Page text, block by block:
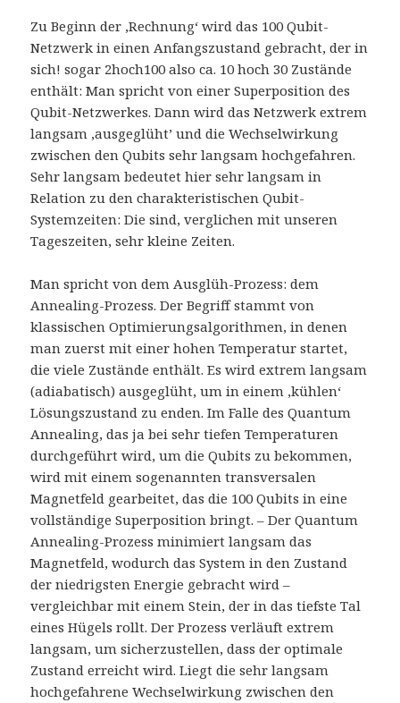
Zu Beginn der ‚Rechnung‘ wird das 100 Qubit-
Netzwerk in einen Anfangszustand gebracht, der in
sich! sogar 2hoch100 also ca. 10 hoch 30 Zustände
enthält: Man spricht von einer Superposition des
Qubit-Netzwerkes. Dann wird das Netzwerk extrem
langsam ‚ausgeglüht’ und die Wechselwirkung
zwischen den Qubits sehr langsam hochgefahren.
Sehr langsam bedeutet hier sehr langsam in
Relation zu den charakteristischen Qubit-
Systemzeiten: Die sind, verglichen mit unseren
Tageszeiten, sehr kleine Zeiten.
Man spricht von dem Ausglüh-Prozess: dem
Annealing-Prozess. Der Begriff stammt von
klassischen Optimierungsalgorithmen, in denen
man zuerst mit einer hohen Temperatur startet,
die viele Zustände enthält. Es wird extrem langsam
(adiabatisch) ausgeglüht, um in einem ‚kühlen‘
Lösungszustand zu enden. Im Falle des Quantum
Annealing, das ja bei sehr tiefen Temperaturen
durchgeführt wird, um die Qubits zu bekommen,
wird mit einem sogenannten transversalen
Magnetfeld gearbeitet, das die 100 Qubits in eine
vollständige Superposition bringt. – Der Quantum
Annealing-Prozess minimiert langsam das
Magnetfeld, wodurch das System in den Zustand
der niedrigsten Energie gebracht wird –
vergleichbar mit einem Stein, der in das tiefste Tal
eines Hügels rollt. Der Prozess verläuft extrem
langsam, um sicherzustellen, dass der optimale
Zustand erreicht wird. Liegt die sehr langsam
hochgefahrene Wechselwirkung zwischen den